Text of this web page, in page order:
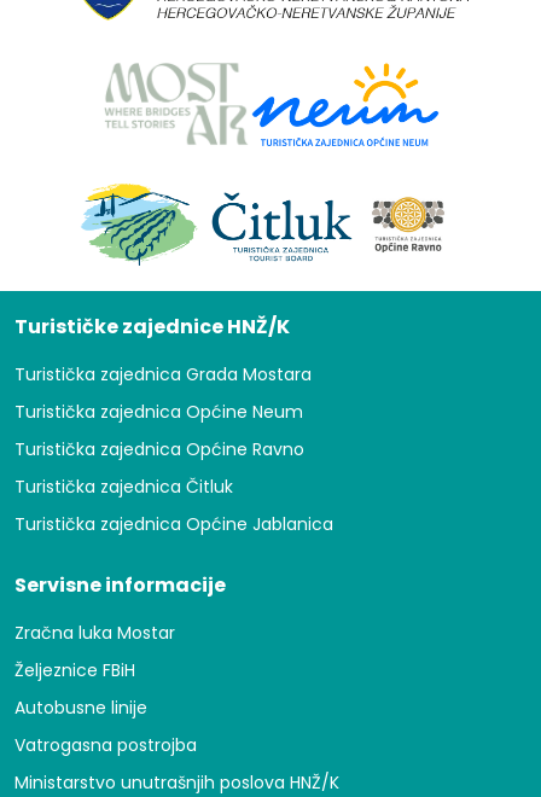
Turističke zajednice HNŽ/K
Turistička zajednica Grada Mostara
Turistička zajednica Općine Neum
Turistička zajednica Općine Ravno
Turistička zajednica Čitluk
Turistička zajednica Općine Jablanica
Servisne informacije
Zračna luka Mostar
Željeznice FBiH
Autobusne linije
Vatrogasna postrojba
Ministarstvo unutrašnjih poslova HNŽ/K